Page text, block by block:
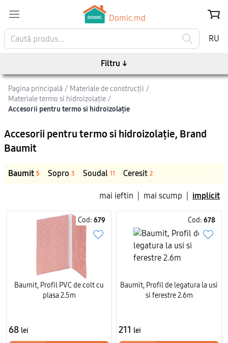
Domic.md
RU
Pagina principală / Materiale de construcții /
Materiale termo si hidroizolație /
Accesorii pentru termo si hidroizolație
Accesorii pentru termo si hidroizolație, Brand
Baumit
Baumit 5 Sopro 3 Soudal 11 Ceresit 2
mai ieftin mai scump implicit
Cod: 679
Baumit, Profil PVC de colt cu
plasa 2.5m
68 lei
Cod: 678
Baumit, Profil de legatura la usi
si ferestre 2.6m
211 lei
Filtru ↓